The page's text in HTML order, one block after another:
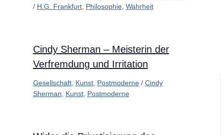
/ H.G. Frankfurt, Philosophie, Wahrheit
Cindy Sherman – Meisterin der
Verfremdung und Irritation
Gesellschaft, Kunst, Postmoderne/ Cindy
Sherman
Kunst, Postmoderne